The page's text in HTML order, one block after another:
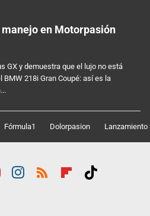
en Motorpasión
GX y demuestra que el lujo no está
BMW 218i Gran Coupé: así es la
Fórmula1 Dolorpasion Lanzamiento